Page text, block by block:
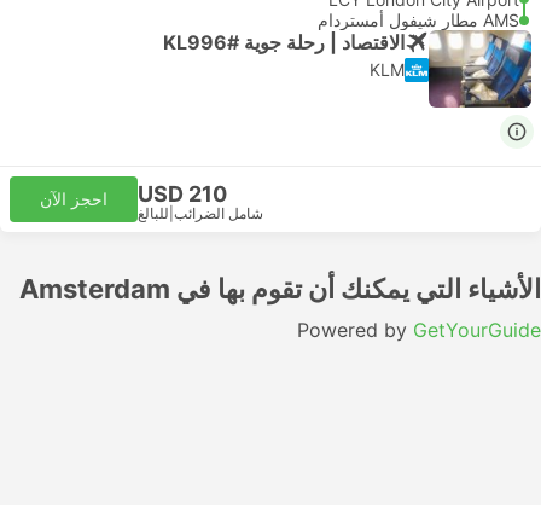
AMS مطار شيفول أمستردام
الاقتصاد | رحلة جوية #KL996
KLM
USD 210
شامل الضرائب للبالغ
احجز الآن
الأشياء التي يمكنك أن تقوم بها في Amsterdam
Powered by GetYourGuide